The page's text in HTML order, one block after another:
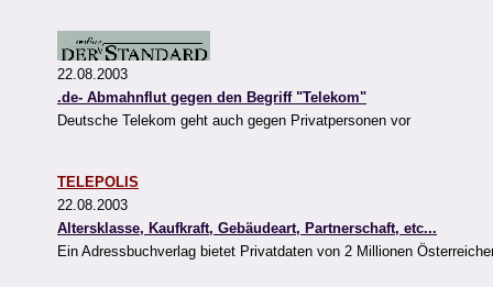
22.08.2003
.de- Abmahnflut gegen den Begriff "Telekom"
Deutsche Telekom geht auch gegen Privatpersonen vor
TELEPOLIS
22.08.2003
Altersklasse, Kaufkraft, Gebäudeart, Partnerschaft, etc...
Ein Adressbuchverlag bietet Privatdaten von 2 Millionen